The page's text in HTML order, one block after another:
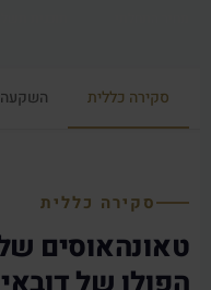
סקירה כללית השקעה
סקירה כללית